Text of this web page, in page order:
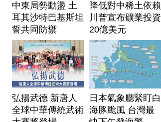
中東局勢動盪 土
耳其沙特巴基斯坦
誓共同防禦
降低對中稀土依賴
川普宣布礦業投資
20億美元
弘揚武德 新唐人
全球中華傳統武術
日本氣象廳緊盯白
海豚颱風 台灣最